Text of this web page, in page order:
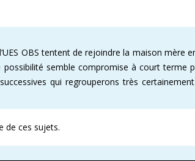
OBS tentent de rejoindre la maison mère
possibilité semble compromise à court terme
qui regrouperons très certainement
de ces sujets.